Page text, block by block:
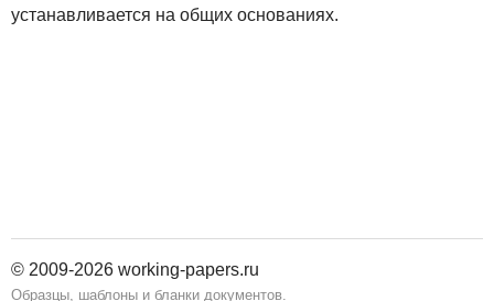
устанавливается на общих основаниях.
© 2009-2026 working-papers.ru
Образцы, шаблоны и бланки документов.